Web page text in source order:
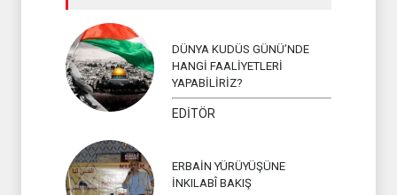
DÜNYA KUDÜS GÜNÜ’NDE
HANGİ FAALİYETLERİ
YAPABİLİRİZ?
EDİTÖR
ERBAİN YÜRÜYÜŞÜNE
İNKILABÎ BAKIŞ